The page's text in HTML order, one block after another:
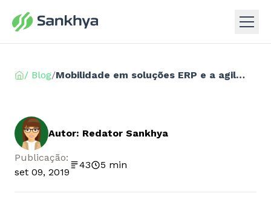
/ Blog/ Mobilidade em soluções ERP e a agilidade na gestão de pessoas
Autor: Redator Sankhya
Publicação:
set 09, 2019
43 5 min